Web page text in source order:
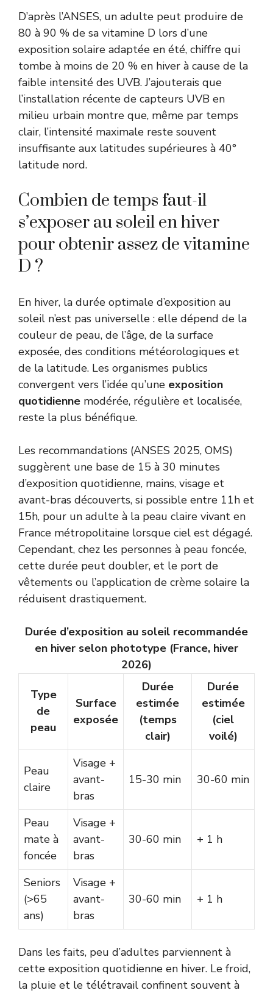
D’après l’ANSES, un adulte peut produire de
80 à 90 % de sa vitamine D lors d’une
exposition solaire adaptée en été, chiffre qui
tombe à moins de 20 % en hiver à cause de la
faible intensité des UVB. J’ajouterais que
l’installation récente de capteurs UVB en
milieu urbain montre que, même par temps
clair, l’intensité maximale reste souvent
insuffisante aux latitudes supérieures à 40°
latitude nord.
Combien de temps faut-il
s’exposer au soleil en hiver
pour obtenir assez de vitamine
D ?
En hiver, la durée optimale d’exposition au
soleil n’est pas universelle : elle dépend de la
couleur de peau, de l’âge, de la surface
exposée, des conditions météorologiques et
de la latitude. Les organismes publics
convergent vers l’idée qu’une exposition
quotidienne modérée, régulière et localisée,
reste la plus bénéfique.
Les recommandations (ANSES 2025, OMS)
suggèrent une base de 15 à 30 minutes
d’exposition quotidienne, mains, visage et
avant-bras découverts, si possible entre 11h et
15h, pour un adulte à la peau claire vivant en
France métropolitaine lorsque ciel est dégagé.
Cependant, chez les personnes à peau foncée,
cette durée peut doubler, et le port de
vêtements ou l’application de crème solaire la
réduisent drastiquement.
Durée d’exposition au soleil recommandée
en hiver selon phototype (France, hiver
2026)
Type
de
peau
Surface
exposée
Durée
estimée
(temps
clair)
Durée
estimée
(ciel
voilé)
Peau
claire
Visage +
avant-
bras
15-30 min 30-60 min
Peau
mate à
foncée
Visage +
avant-
bras
30-60 min + 1 h
Seniors
(>65
ans)
Visage +
avant-
bras
30-60 min + 1 h
Dans les faits, peu d’adultes parviennent à
cette exposition quotidienne en hiver. Le froid,
la pluie et le télétravail confinent souvent à